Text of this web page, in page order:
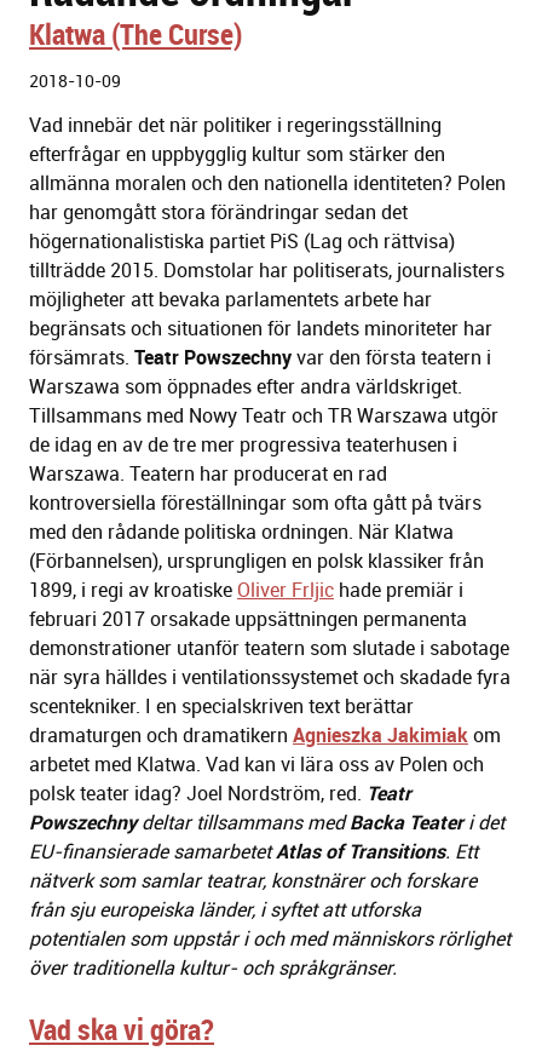
Klatwa (The Curse)
2018-10-09
Vad innebär det när politiker i regeringsställning
efterfrågar en uppbygglig kultur som stärker den
allmänna moralen och den nationella identiteten? Polen
har genomgått stora förändringar sedan det
högernationalistiska partiet PiS (Lag och rättvisa)
tillträdde 2015. Domstolar har politiserats, journalisters
möjligheter att bevaka parlamentets arbete har
begränsats och situationen för landets minoriteter har
försämrats. Teatr Powszechnyvar den första teatern i
Warszawa som öppnades efter andra världskriget.
Tillsammans med Nowy Teatr och TR Warszawa utgör
de idag en av de tre mer progressiva teaterhusen i
Warszawa. Teatern har producerat en rad
kontroversiella föreställningar som ofta gått på tvärs
med den rådande politiska ordningen. När Klatwa
(Förbannelsen), ursprungligen en polsk klassiker från
1899, i regi av kroatiske Oliver Frljic hade premiär i
februari 2017 orsakade uppsättningen permanenta
demonstrationer utanför teatern som slutade i sabotage
när syra hälldes i ventilationssystemet och skadade fyra
scentekniker. I en specialskriven text berättar
dramaturgen och dramatikern Agnieszka Jakimiakom
arbetet med Klatwa. Vad kan vi lära oss av Polen och
polsk teater idag? Joel Nordström, red. Teatr
Powszechnydeltar tillsammans medBacka Teateri det
EU-finansierade samarbetetAtlas of Transitions. Ett
nätverk som samlar teatrar, konstnärer och forskare
från sju europeiska länder, i syftet att utforska
potentialen som uppstår i och med människors rörlighet
över traditionella kultur- och språkgränser.
Vad ska vi göra?